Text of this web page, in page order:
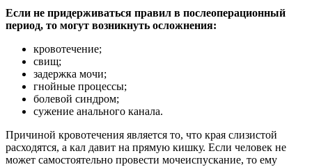
Если не придерживаться правил в послеоперационный
период, то могут возникнуть осложнения:
кровотечение;
свищ;
задержка мочи;
гнойные процессы;
болевой синдром;
сужение анального канала.
Причиной кровотечения является то, что края слизистой
расходятся, а кал давит на прямую кишку. Если человек не
может самостоятельно провести мочеиспускание, то ему